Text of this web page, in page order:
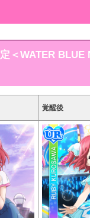
＜WATER BLUE
覚醒後